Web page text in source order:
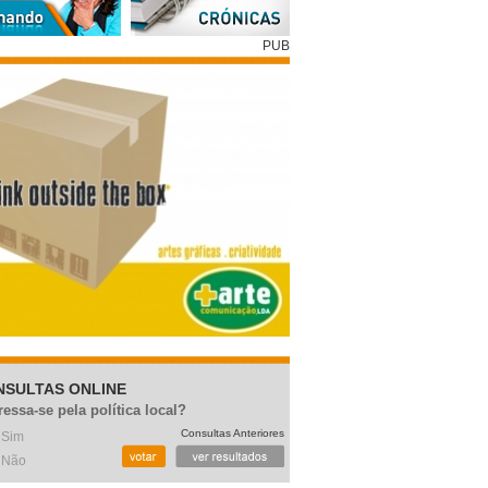
PUB
ONLINE
se pela política local?
Sim
Não
Consultas Anteriores